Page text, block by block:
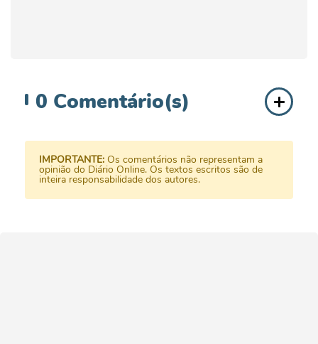
0 Comentário(s)
IMPORTANTE: Os comentários não representam a
opinião do Diário Online. Os textos escritos são de
inteira responsabilidade dos autores.